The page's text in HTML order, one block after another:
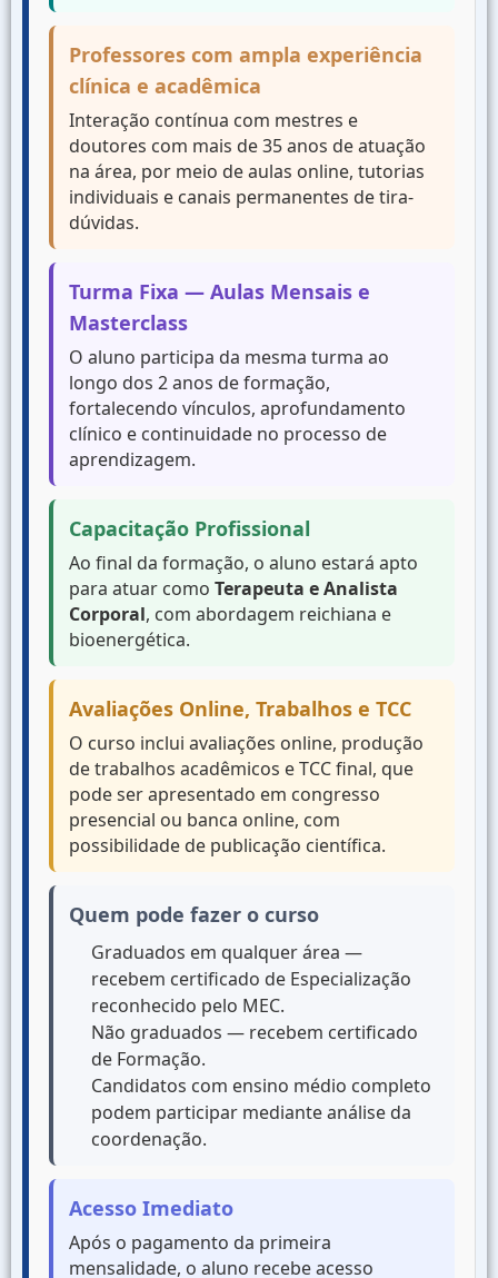
Professores com ampla experiência
clínica e acadêmica
Interação contínua com mestres e
doutores com mais de 35 anos de atuação
na área, por meio de aulas online, tutorias
individuais e canais permanentes de tira-
dúvidas.
Turma Fixa — Aulas Mensais e
Masterclass
O aluno participa da mesma turma ao
longo dos 2 anos de formação,
fortalecendo vínculos, aprofundamento
clínico e continuidade no processo de
aprendizagem.
Capacitação Profissional
Ao final da formação, o aluno estará apto
para atuar como Terapeuta e Analista
Corporal, com abordagem reichiana e
bioenergética.
Avaliações Online, Trabalhos e TCC
O curso inclui avaliações online, produção
de trabalhos acadêmicos e TCC final, que
pode ser apresentado em congresso
presencial ou banca online, com
possibilidade de publicação científica.
Quem pode fazer o curso
Graduados em qualquer área —
recebem certificado de Especialização
reconhecido pelo MEC.
Não graduados — recebem certificado
de Formação.
Candidatos com ensino médio completo
podem participar mediante análise da
coordenação.
Acesso Imediato
Após o pagamento da primeira
mensalidade, o aluno recebe acesso